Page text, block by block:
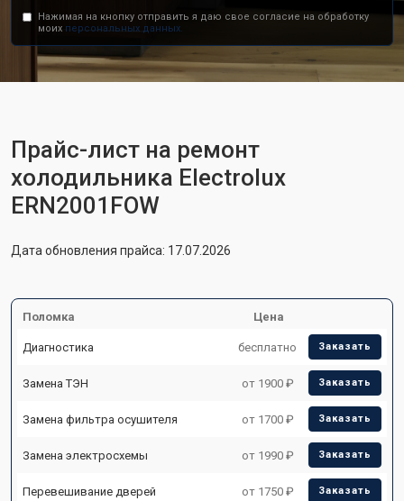
Нажимая на кнопку отправить я даю свое согласие на обработку
моих персональных данных.
Прайс-лист на ремонт
холодильника Electrolux
ERN2001FOW
Дата обновления прайса: 17.07.2026
Поломка Цена
Диагностика бесплатно Заказать
Замена ТЭН от 1900 ₽ Заказать
Замена фильтра осушителя от 1700 ₽ Заказать
Замена электросхемы от 1990 ₽ Заказать
Перевешивание дверей от 1750 ₽ Заказать